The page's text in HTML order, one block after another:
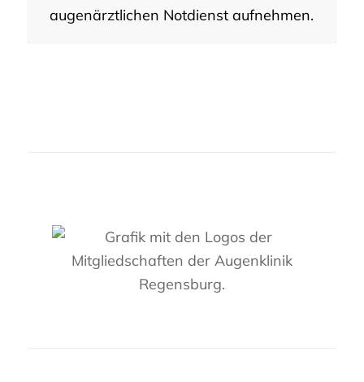
augenärztlichen Notdienst aufnehmen.